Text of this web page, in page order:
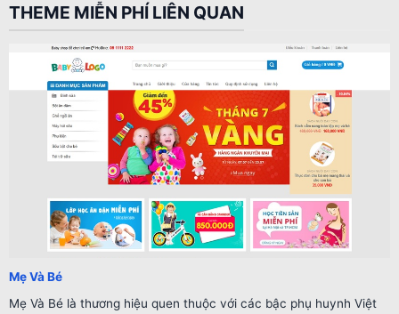
THEME MIỄN PHÍ LIÊN QUAN
Mẹ Và Bé
Mẹ Và Bé là thương hiệu quen thuộc với các bậc phụ huynh Việt